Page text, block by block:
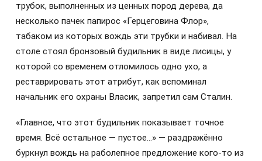
трубок, выполненных из ценных пород дерева, да
несколько пачек папирос «Герцеговина Флор»,
табаком из которых вождь эти трубки и набивал. На
столе стоял бронзовый будильник в виде лисицы, у
которой со временем отломилось одно ухо, а
реставрировать этот атрибут, как вспоминал
начальник его охраны Власик, запретил сам Сталин.
«Главное, что этот будильник показывает точное
время. Всё остальное — пустое…» — раздражённо
буркнул вождь на раболепное предложение кого-то из